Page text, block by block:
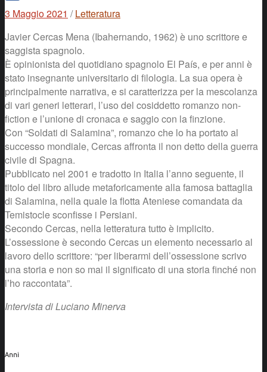
Facebook
3 Maggio 2021 / Letteratura
Javier Cercas Mena (Ibahernando, 1962) è uno scrittore e
saggista spagnolo.
È opinionista del quotidiano spagnolo El País, e per anni è
stato insegnante universitario di filologia. La sua opera è
principalmente narrativa, e si caratterizza per la mescolanza
di vari generi letterari, l’uso del cosiddetto romanzo non-
fiction e l’unione di cronaca e saggio con la finzione.
Con “Soldati di Salamina”, romanzo che lo ha portato al
successo mondiale, Cercas affronta il non detto della guerra
civile di Spagna.
Pubblicato nel 2001 e tradotto in Italia l’anno seguente, il
titolo del libro allude metaforicamente alla famosa battaglia
di Salamina, nella quale la flotta Ateniese comandata da
Temistocle sconfisse i Persiani.
Secondo Cercas, nella letteratura tutto è implicito.
L’ossessione è secondo Cercas un elemento necessario al
lavoro dello scrittore: “per liberarmi dell’ossessione scrivo
una storia e non so mai il significato di una storia finché non
l’ho raccontata”.
Intervista di Luciano Minerva
Anni